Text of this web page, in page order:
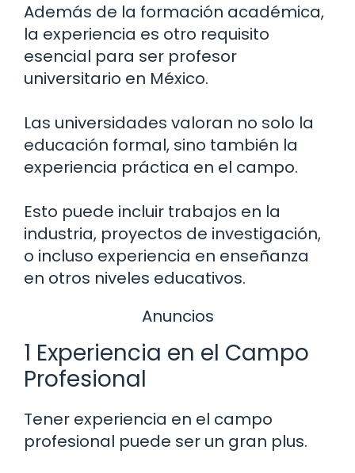
Además de la formación académica,
la experiencia es otro requisito
esencial para ser profesor
universitario en México.
Las universidades valoran no solo la
educación formal, sino también la
experiencia práctica en el campo.
Esto puede incluir trabajos en la
industria, proyectos de investigación,
o incluso experiencia en enseñanza
en otros niveles educativos.
Anuncios
1 Experiencia en el Campo
Profesional
Tener experiencia en el campo
profesional puede ser un gran plus.